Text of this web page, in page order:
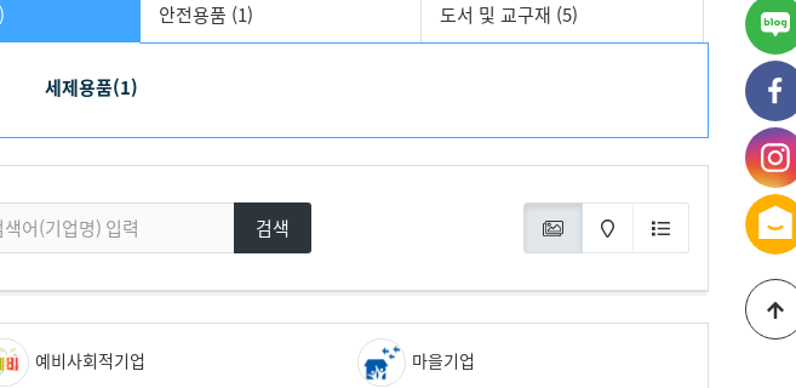
안전용품 (1) 도서 및 교구재 (5)
세제용품(1)
검색
예비사회적기업 마을기업
가
블
가
페
가
인